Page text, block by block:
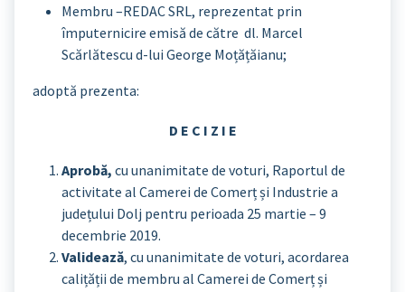
Membru –REDAC SRL, reprezentat prin
împuternicire emisă de către dl. Marcel
Scărlătescu d-lui George Moțățăianu;
adoptă prezenta:
D E C I Z I E
Aprobă, cu unanimitate de voturi, Raportul de
activitate al Camerei de Comerț și Industrie a
județului Dolj pentru perioada 25 martie – 9
decembrie 2019.
Validează, cu unanimitate de voturi, acordarea
calițății de membru al Camerei de Comerț și